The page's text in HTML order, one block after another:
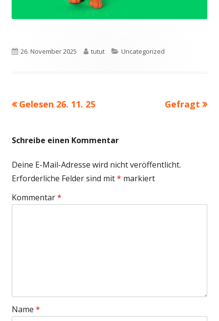
Veröffentlicht
26. November 2025 Autor
tutut Kategorien
Uncategorized
Beitragsnavigation
Vorheriger
Gelesen 26. 11. 25
Nächster
Gefragt
Schreibe einen Kommentar
Deine E-Mail-Adresse wird nicht veröffentlicht.
Erforderliche Felder sind mit* markiert
Kommentar*
Name *